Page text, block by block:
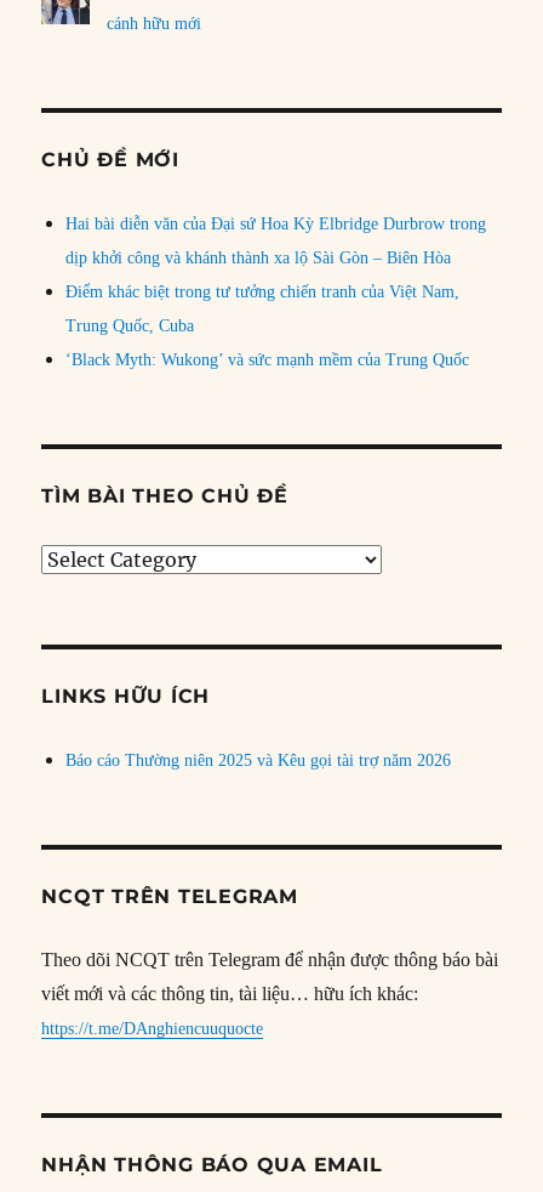
cánh hữu mới
CHỦ ĐỀ MỚI
Hai bài diễn văn của Đại sứ Hoa Kỳ Elbridge Durbrow trong
dịp khởi công và khánh thành xa lộ Sài Gòn – Biên Hòa
Điểm khác biệt trong tư tưởng chiến tranh của Việt Nam,
Trung Quốc, Cuba
‘Black Myth: Wukong’ và sức mạnh mềm của Trung Quốc
TÌM BÀI THEO CHỦ ĐỀ
Tìm
đề
LINKS HỮU ÍCH
Báo cáo Thường niên 2025 và Kêu gọi tài trợ năm 2026
NCQT TRÊN TELEGRAM
Theo dõi NCQT trên Telegram để nhận được thông báo bài
viết mới và các thông tin, tài liệu… hữu ích khác:
https://t.me/DAnghiencuuquocte
NHẬN THÔNG BÁO QUA EMAIL